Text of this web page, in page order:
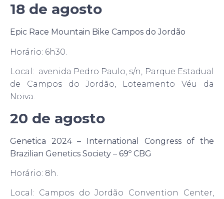
18 de agosto
Epic Race Mountain Bike Campos do Jordão
Horário: 6h30.
Local: avenida Pedro Paulo, s/n, Parque Estadual
de Campos do Jordão, Loteamento Véu da
Noiva.
20 de agosto
Genetica 2024 – International Congress of the
Brazilian Genetics Society – 69º CBG
Horário: 8h.
Local: Campos do Jordão Convention Center,